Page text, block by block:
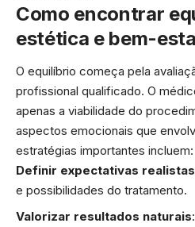
Como encontrar
estética e bem-
O equilíbrio começa pela
profissional qualificado. O
apenas a viabilidade do
aspectos emocionais que
estratégias importantes incluem:
Definir expectativas realistas
e possibilidades do tratamento.
Valorizar resultados naturais